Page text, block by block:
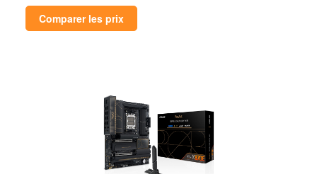
Comparer les prix